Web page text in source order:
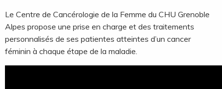
Le Centre de Cancérologie de la Femme du CHU Grenoble
Alpes propose une prise en charge et des traitements
personnalisés de ses patientes atteintes d’un cancer
féminin à chaque étape de la maladie.